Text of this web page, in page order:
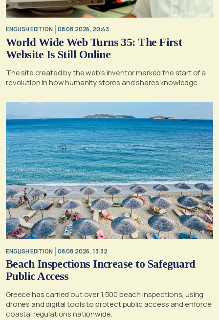
ENGLISH EDITION 08.08.2026, 20:43
World Wide Web Turns 35: The First
Website Is Still Online
The site created by the web's inventor marked the start of a
revolution in how humanity stores and shares knowledge
ENGLISH EDITION 08.08.2026, 13:32
Beach Inspections Increase to Safeguard
Public Access
Greece has carried out over 1,500 beach inspections, using
drones and digital tools to protect public access and enforce
coastal regulations nationwide.